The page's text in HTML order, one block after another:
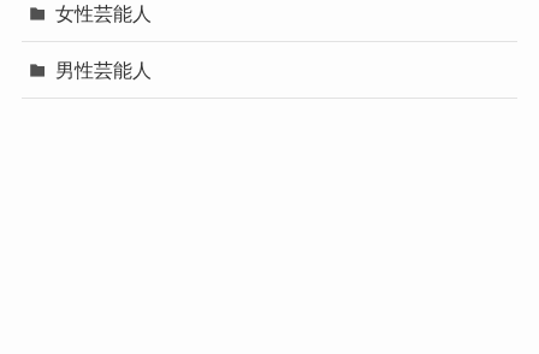
女性芸能人
男性芸能人